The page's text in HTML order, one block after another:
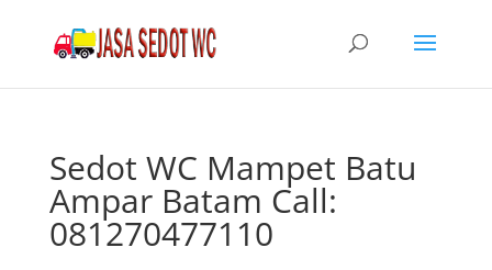
Sedot WC Mampet Batu
Ampar Batam Call:
081270477110